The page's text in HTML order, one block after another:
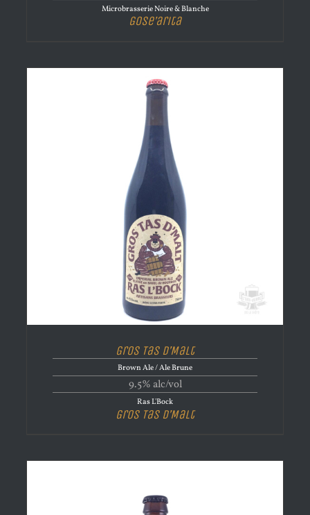
Microbrasserie Noire & Blanche
Gose’arita
Gros Tas D’Malt
Brown Ale / Ale Brune
9.5% alc/vol
Ras L'Bock
Gros Tas D’Malt